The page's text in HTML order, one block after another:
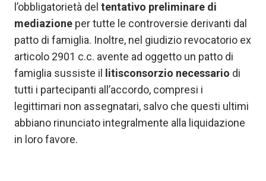
l’obbligatorietà del tentativo preliminare di
mediazione per tutte le controversie derivanti dal
patto di famiglia. Inoltre, nel giudizio revocatorio ex
articolo 2901 c.c. avente ad oggetto un patto di
famiglia sussiste il
litisconsorzio necessario di
tutti i partecipanti all’accordo, compresi i
legittimari non assegnatari, salvo che questi ultimi
abbiano rinunciato integralmente alla liquidazione
in loro favore.